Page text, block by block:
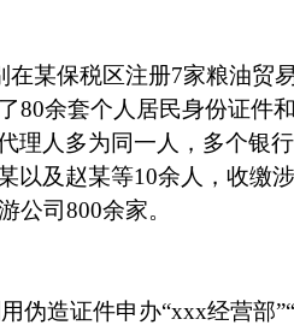
在某保税区注册7家粮油贸
80余套个人居民身份证件
理人多为同一人，多个银
以及赵某等10余人，收缴
公司800余家。
伪造证件申办“xxx经营部”“